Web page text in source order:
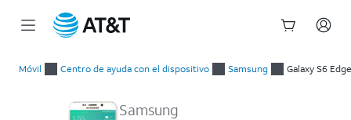
Móvil Centro de ayuda con el dispositivo Samsung Galaxy S6
Samsung